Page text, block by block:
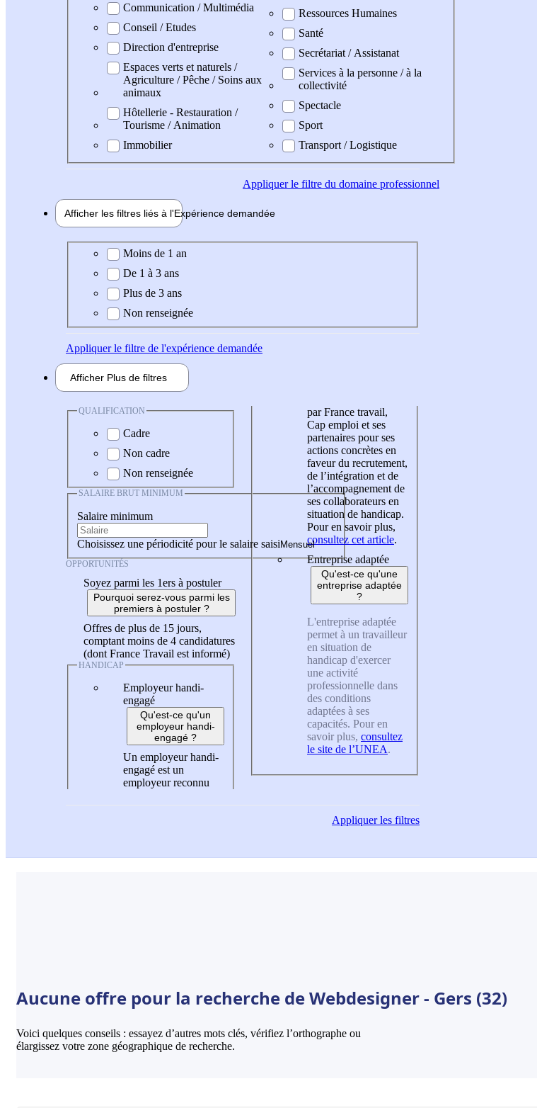
Communication / Multimédia
Conseil / Etudes
Direction d'entreprise
Espaces verts et naturels /
Agriculture / Pêche / Soins aux
animaux
Hôtellerie - Restauration /
Tourisme / Animation
Immobilier
Ressources Humaines
Santé
Secrétariat / Assistanat
Services à la personne / à la
collectivité
Spectacle
Sport
Transport / Logistique
Appliquerle filtre du domaine professionnel
Afficher les filtres liés à l'Expérience demandée
Expérience demandée
Moins de 1 an
De 1 à 3 ans
Plus de 3 ans
Non renseignée
Appliquerle filtre de l'expérience demandée
Afficher Plus de filtres
QUALIFICATION
Cadre
Non cadre
Non renseignée
SALAIRE BRUT MINIMUM
Salaire minimum
Choisissez une périodicité pour le salaire saisi
OPPORTUNITÉS
Soyez parmi les 1ers à postuler
Pourquoi serez-vous parmi les
premiers à postuler ?
Offres de plus de 15 jours,
comptant moins de 4 candidatures
(dont France Travail est informé)
HANDICAP
Employeur handi-
engagé
Qu'est-ce qu'un
employeur handi-
engagé ?
Un employeur handi-
engagé est un
employeur reconnu
par France travail,
Cap emploi et ses
partenaires pour ses
actions concrètes en
faveur du recrutement,
de l’intégration et de
l’accompagnement de
ses collaborateurs en
situation de handicap.
Pour en savoir plus,
consultez cet article.
Entreprise adaptée
Qu'est-ce qu'une
entreprise adaptée
?
L'entreprise adaptée
permet à un travailleur
en situation de
handicap d'exercer
une activité
professionnelle dans
des conditions
adaptées à ses
capacités. Pour en
savoir plus, consultez
le site de l’UNEA.
Appliquerles filtres
Aucune offre pour la recherche de Webdesigner - Gers (32)
Voici quelques conseils : essayez d’autres mots clés, vérifiez l’orthographe ou
élargissez votre zone géographique de recherche.